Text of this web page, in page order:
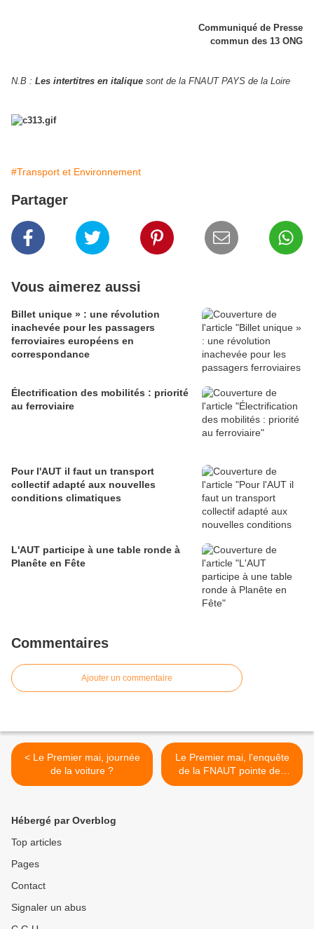
Communiqué de Presse
commun des 13 ONG
N.B : Les intertitres en italique sont de la FNAUT PAYS de la Loire
#Transport et Environnement
Partager
Vous aimerez aussi
Billet unique » : une révolution
inachevée pour les passagers
ferroviaires européens en
correspondance
Électrification des mobilités : priorité
au ferroviaire
Pour l'AUT il faut un transport
collectif adapté aux nouvelles
conditions climatiques
L'AUT participe à une table ronde à
Planête en Fête
Commentaires
Ajouter un commentaire
< Le Premier mai, journée
de la voiture ?
Le Premier mai, l'enquête
de la FNAUT pointe des
lacunes dans la continuité
Hébergé par Overblog
Top articles
Pages
Contact
Signaler un abus